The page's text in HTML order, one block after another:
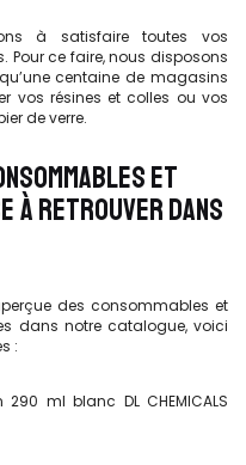
à satisfaire toutes vos
ce faire, nous disposons
centaine de magasins
vos résines et colles ou vos
de verre.
ET
À RETROUVER DANS
des consommables et
dans notre catalogue, voici
:
ml blanc DL CHEMICALS